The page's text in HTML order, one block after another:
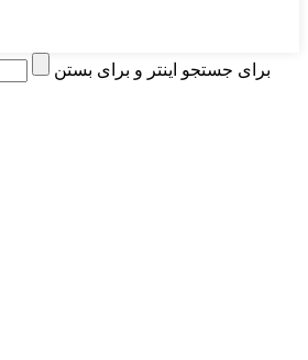
برای جستجو اینتر و برای بستن